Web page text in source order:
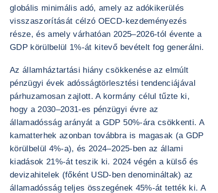
globális minimális adó, amely az adókikerülés
visszaszorítását célzó OECD-kezdeményezés
része, és amely várhatóan 2025–2026-tól évente a
GDP körülbelül 1%-át kitevő bevételt fog generálni.
Az államháztartási hiány csökkenése az elmúlt
pénzügyi évek adósságtörlesztési tendenciájával
párhuzamosan zajlott. A kormány célul tűzte ki,
hogy a 2030–2031-es pénzügyi évre az
államadósság arányát a GDP 50%-ára csökkenti. A
kamatterhek azonban továbbra is magasak (a GDP
körülbelül 4%-a), és 2024–2025-ben az állami
kiadások 21%-át teszik ki. 2024 végén a külső és
devizahitelek (főként USD-ben denomináltak) az
államadósság teljes összegének 45%-át tették ki. A